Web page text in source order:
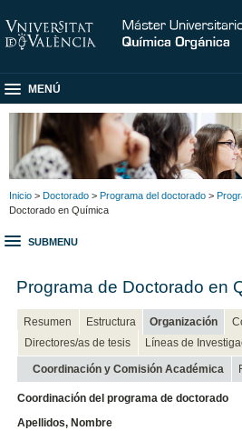
MENÚ
Inicio > Doctorado > Programa del doctorado >
Doctorado en Química
SUBMENU
Programa de Doctorado en
Resumen Estructura Organización
Directores/as de tesis
Líneas de
Coordinación y Comisión Académica
Coordinación del programa de doctorado
Apellidos, Nombre